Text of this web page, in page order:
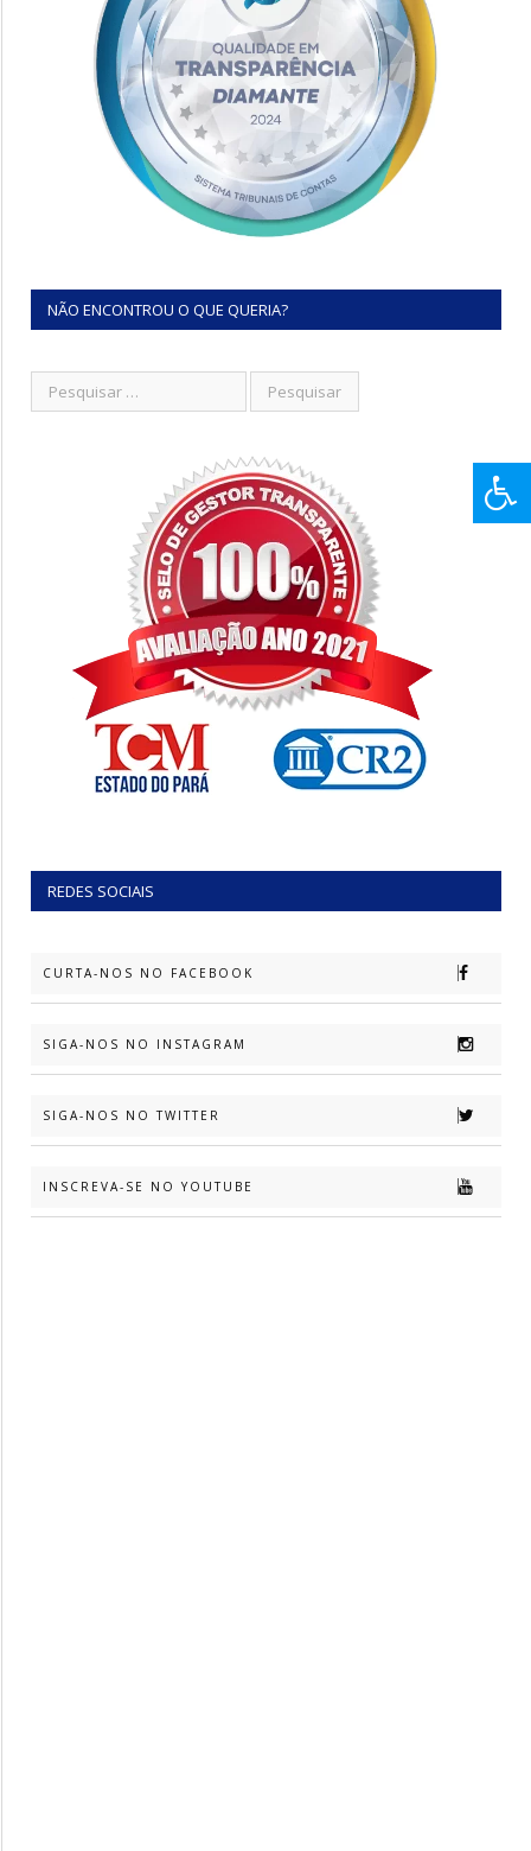
NÃO ENCONTROU O QUE QUERIA?
REDES SOCIAIS
CURTA-NOS NO FACEBOOK
SIGA-NOS NO INSTAGRAM
SIGA-NOS NO TWITTER
INSCREVA-SE NO YOUTUBE